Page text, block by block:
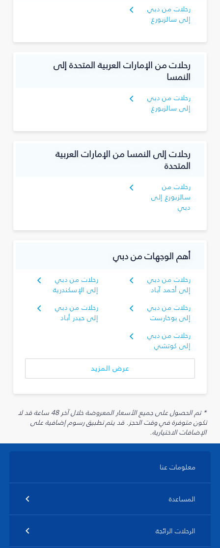
رحلات من دبي
إلى سالزبورغ
رحلات من الإمارات العربية المتحدة إلى
النمسا
رحلات من دبي
إلى سالزبورغ
رحلات إلى النمسا من الإمارات العربية
المتحدة
رحلات من
سالزبورغ إلى
دبي
أهم الوجهات من دبي
رحلات من دبي
إلى أحمد آباد
رحلات من دبي
إلى الإسكندرية
رحلات من دبي
إلى بوخارست
رحلات من دبي
إلى حيدر أباد
رحلات من دبي
إلى كوتشي
عرض المزيد
* تم الحصول على جميع الأسعار المعروضة خلال آخر 48 ساعة قد لا
تكون متوفرة في وقت الحجز. قد يتم تطبيق رسوم إضافية على
الإضافات الاختيارية.
معلومات عنا
المساعدة
الرحلات الرائجة